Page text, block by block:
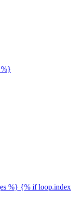
%}
%} {% if loop.index